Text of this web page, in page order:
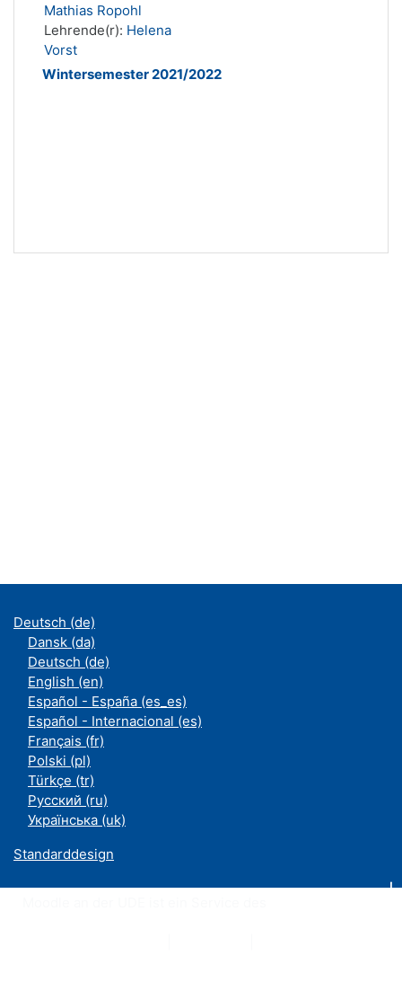
Mathias Ropohl
Lehrende(r): Helena
Vorst
Wintersemester 2021/2022
Deutsch ‎(de)‎
Dansk ‎(da)‎
Deutsch ‎(de)‎
English ‎(en)‎
Español - España ‎(es_es)‎
Español - Internacional ‎(es)‎
Français ‎(fr)‎
Polski ‎(pl)‎
Türkçe ‎(tr)‎
Русский ‎(ru)‎
Українська ‎(uk)‎
Standarddesign